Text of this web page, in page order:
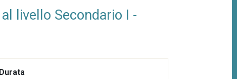
livello Secondario I -
Durata